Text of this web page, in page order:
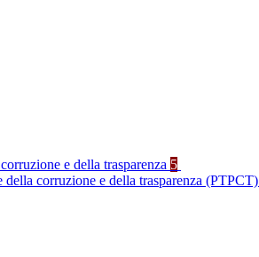
e della trasparenza 5
corruzione e della trasparenza (PTPCT)